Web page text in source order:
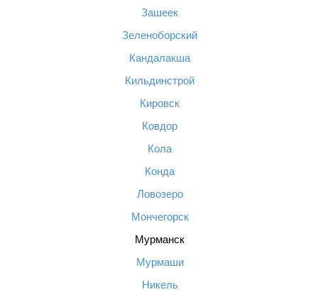
Зашеек
Зеленоборский
Кандалакша
Кильдинстрой
Кировск
Ковдор
Кола
Конда
Ловозеро
Мончегорск
Мурманск
Мурмаши
Никель